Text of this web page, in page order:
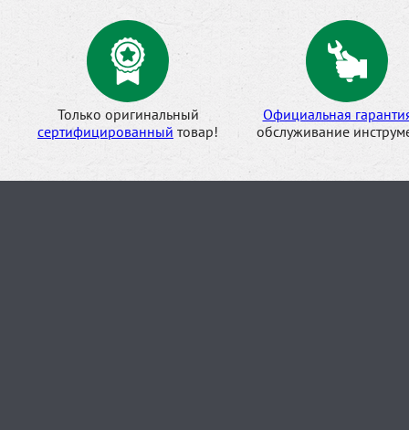
Только оригинальный
сертифицированный товар!
Официальная
обслуживание